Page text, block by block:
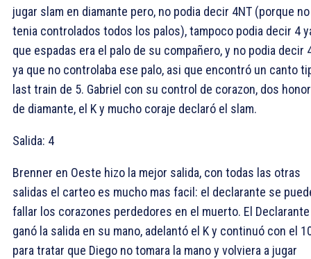
jugar slam en diamante pero, no podia decir 4NT (porque no
tenia controlados todos los palos), tampoco podia decir 4
que espadas era el palo de su compañero, y no podia decir
ya que no controlaba ese palo, asi que encontró un canto
last train de 5. Gabriel con su control de corazon, dos
de diamante, el K y mucho coraje declaró el slam.
Salida: 4
Brenner en Oeste hizo la mejor salida, con todas las otras
salidas el carteo es mucho mas facil: el declarante se
fallar los corazones perdedores en el muerto. El Declarante
ganó la salida en su mano, adelantó el K y continuó con el
para tratar que Diego no tomara la mano y volviera a jugar